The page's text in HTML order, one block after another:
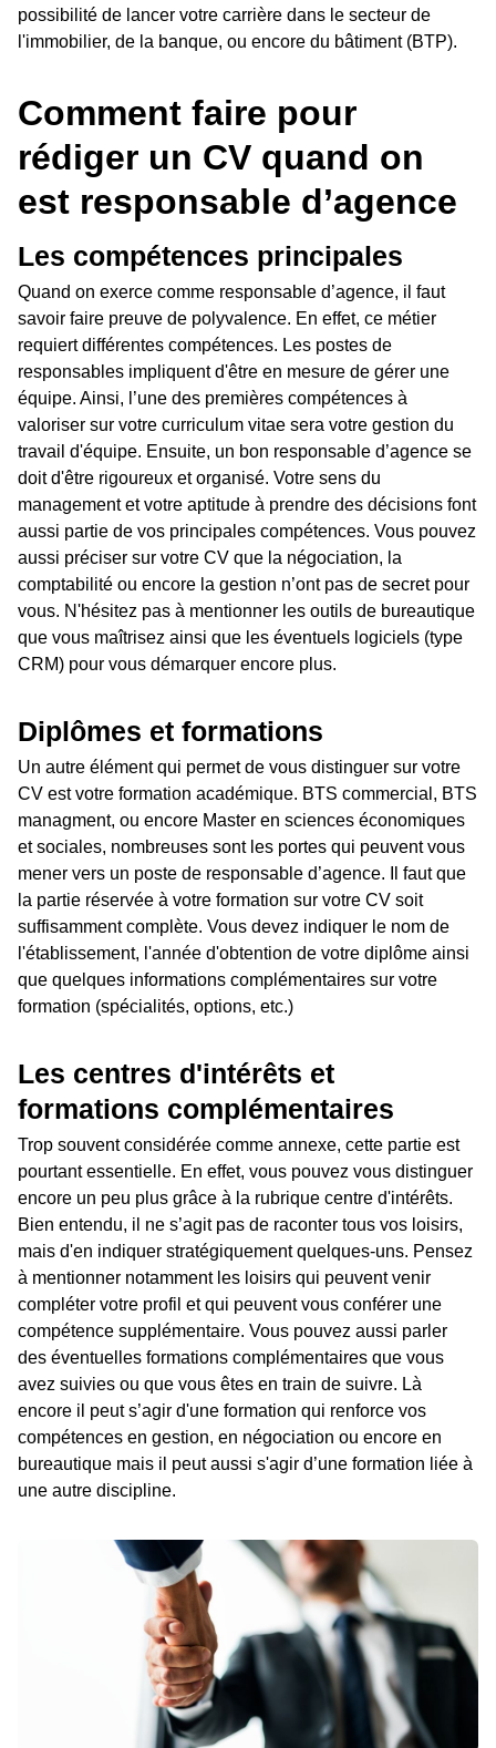
possibilité de lancer votre carrière dans le secteur de
l'immobilier, de la banque, ou encore du bâtiment (BTP).
Comment faire pour
rédiger un CV quand on
est responsable d’agence
Les compétences principales
Quand on exerce comme responsable d’agence, il faut
savoir faire preuve de polyvalence. En effet, ce métier
requiert différentes compétences. Les postes de
responsables impliquent d'être en mesure de gérer une
équipe. Ainsi, l’une des premières compétences à
valoriser sur votre curriculum vitae sera votre gestion du
travail d'équipe. Ensuite, un bon responsable d’agence se
doit d'être rigoureux et organisé. Votre sens du
management et votre aptitude à prendre des décisions font
aussi partie de vos principales compétences. Vous pouvez
aussi préciser sur votre CV que la négociation, la
comptabilité ou encore la gestion n’ont pas de secret pour
vous. N'hésitez pas à mentionner les outils de bureautique
que vous maîtrisez ainsi que les éventuels logiciels (type
CRM) pour vous démarquer encore plus.
Diplômes et formations
Un autre élément qui permet de vous distinguer sur votre
CV est votre formation académique. BTS commercial, BTS
managment, ou encore Master en sciences économiques
et sociales, nombreuses sont les portes qui peuvent vous
mener vers un poste de responsable d’agence. Il faut que
la partie réservée à votre formation sur votre CV soit
suffisamment complète. Vous devez indiquer le nom de
l'établissement, l'année d'obtention de votre diplôme ainsi
que quelques informations complémentaires sur votre
formation (spécialités, options, etc.)
Les centres d'intérêts et
formations complémentaires
Trop souvent considérée comme annexe, cette partie est
pourtant essentielle. En effet, vous pouvez vous distinguer
encore un peu plus grâce à la rubrique centre d'intérêts.
Bien entendu, il ne s’agit pas de raconter tous vos loisirs,
mais d'en indiquer stratégiquement quelques-uns. Pensez
à mentionner notamment les loisirs qui peuvent venir
compléter votre profil et qui peuvent vous conférer une
compétence supplémentaire. Vous pouvez aussi parler
des éventuelles formations complémentaires que vous
avez suivies ou que vous êtes en train de suivre. Là
encore il peut s’agir d'une formation qui renforce vos
compétences en gestion, en négociation ou encore en
bureautique mais il peut aussi s'agir d’une formation liée à
une autre discipline.